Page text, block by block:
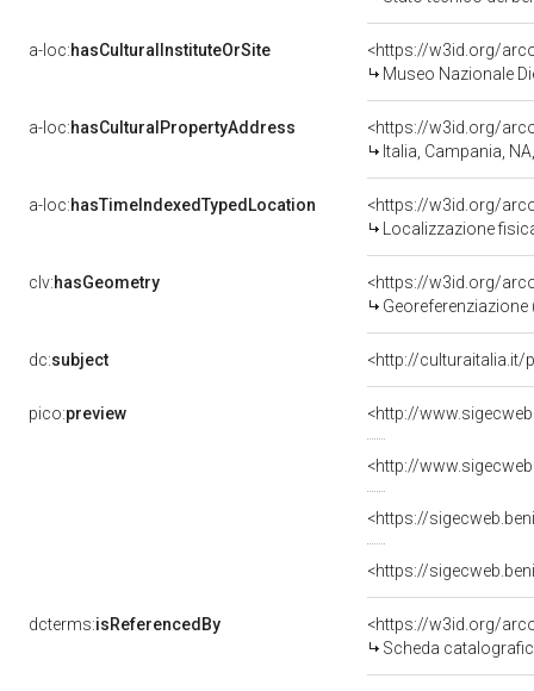
a-loc:hasCulturalInstituteOrSite
<https://w3id.org/
Museo Nazionale
a-loc:hasCulturalPropertyAddress
<https://w3id.org/
Italia, Campania,
a-loc:hasTimeIndexedTypedLocation
<https://w3id.org/
Localizzazione
clv:hasGeometry
<https://w3id.org/
dc:subject <http://culturaitalia.it/
pico:preview <http://
<http://
<https://
<https://
dcterms:isReferencedBy
<https://w3id.org/
Scheda